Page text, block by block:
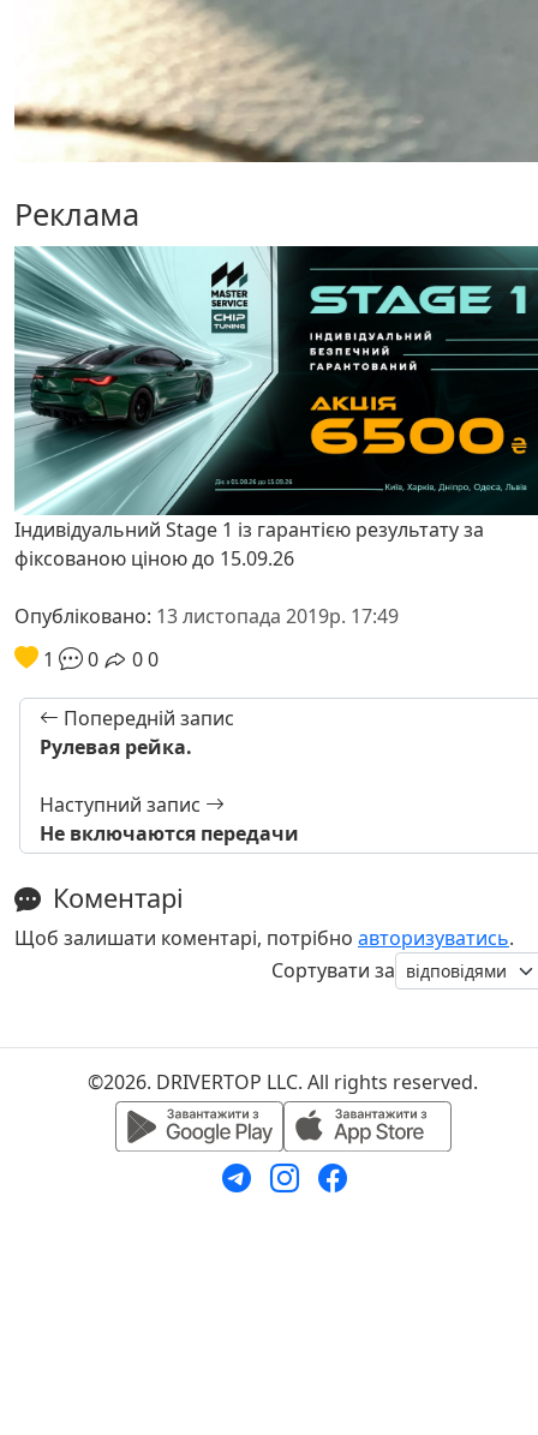
Реклама
Індивідуальний Stage 1 із гарантією результату за
фіксованою ціною до 15.09.26
Опубліковано: 13 листопада 2019р. 17:49
1
0 00
Попередній запис
Рулевая рейка.
Наступний запис
Не включаются передачи
Коментарі
Щоб залишати коментарі, потрібно авторизуватись.
Сортувати за
©2026. DRIVERTOP LLC. All rights reserved.